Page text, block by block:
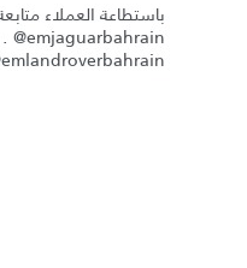
emlandroverbahrain@ .